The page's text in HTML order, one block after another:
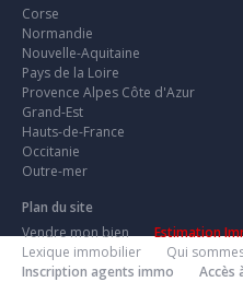
Corse
Normandie
Nouvelle-Aquitaine
Pays de la Loire
Provence Alpes Côte d'Azur
Grand-Est
Hauts-de-France
Occitanie
Outre-mer
Plan du site
Vendre mon bien
Estimation
Lexique immobilier
Qui
Inscription agents immo
Accès